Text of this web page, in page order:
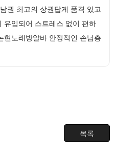
권 최고의 상권답게 품격 있고
유입되어 스트레스 없이 편하
노래방알바 안정적인 손님층
목록